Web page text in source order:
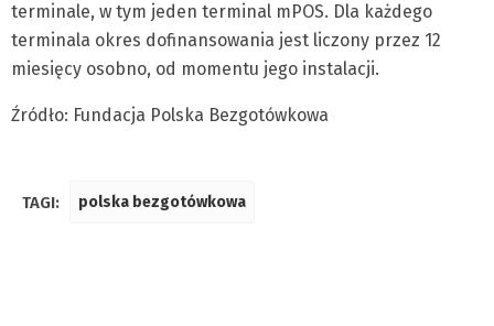
terminale, w tym jeden terminal mPOS. Dla każdego
terminala okres dofinansowania jest liczony przez 12
miesięcy osobno, od momentu jego instalacji.
Źródło: Fundacja Polska Bezgotówkowa
TAGI: polska bezgotówkowa